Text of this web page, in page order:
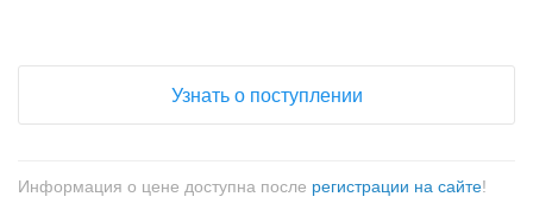
Узнать о поступлении
Информация о цене доступна после регистрации на сайте!